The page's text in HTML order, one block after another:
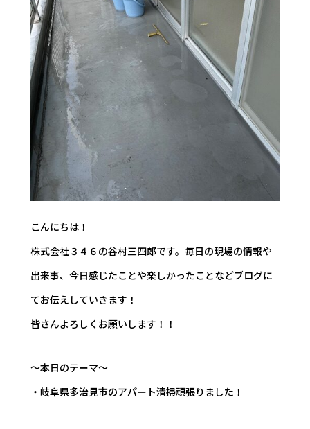
こんにちは！
株式会社３４６の谷村三四郎です。毎日の現場の情報や
出来事、今日感じたことや楽しかったことなどブログに
てお伝えしていきます！
皆さんよろしくお願いします！！
～本日のテーマ～
・岐阜県多治見市のアパート清掃頑張りました！